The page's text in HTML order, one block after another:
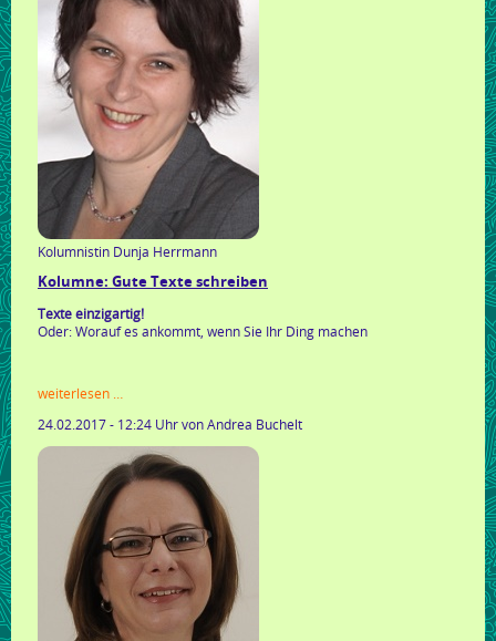
Kolumnistin Dunja Herrmann
Kolumne: Gute Texte schreiben
Texte einzigartig!
Oder: Worauf es ankommt, wenn Sie Ihr Ding machen
weiterlesen …
texte
schreiben
24.02.2017 - 12:24 Uhrvon Andrea Buchelt